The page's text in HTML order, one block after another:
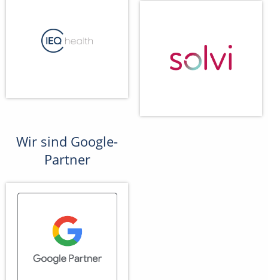
Wir sind Google-
Partner